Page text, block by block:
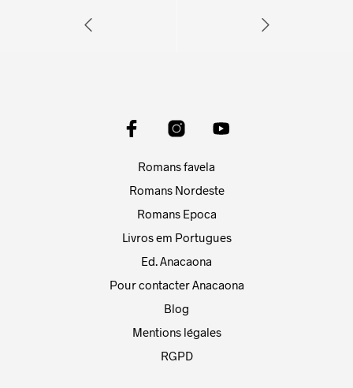
Romans favela
Romans Nordeste
Romans Epoca
Livros em Portugues
Ed. Anacaona
Pour contacter Anacaona
Blog
Mentions légales
RGPD